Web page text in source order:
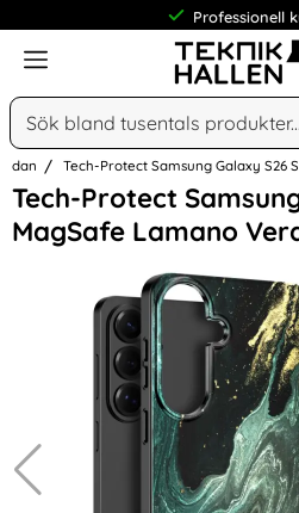
Professionell
Meny
Sök
Sök
Tech-Protect Samsung Galaxy S26
Tech-Protect
MagSafe Lamano
Hoppa
över
Bilder